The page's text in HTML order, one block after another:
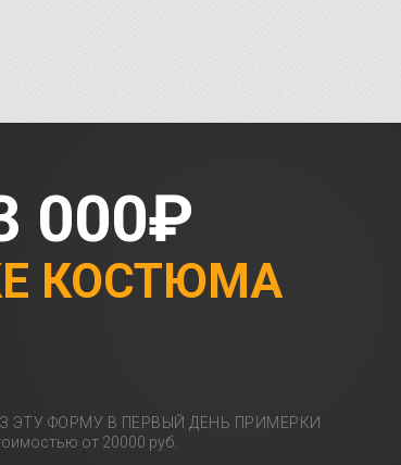
КОСТЮМА
000₽
ЭТУ ФОРМУ В ПЕРВЫЙ ДЕНЬ ПРИМЕРКИ
от 20000 руб.